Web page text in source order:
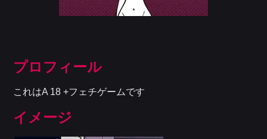
プロフィール
これはA 18 +フェチゲームです
イメージ